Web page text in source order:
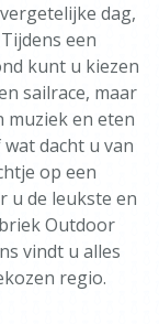
dag,
een
kunt u kiezen
sailrace, maar
muziek en eten
dacht u van
op een
u de leukste en
Outdoor
vindt u alles
regio.